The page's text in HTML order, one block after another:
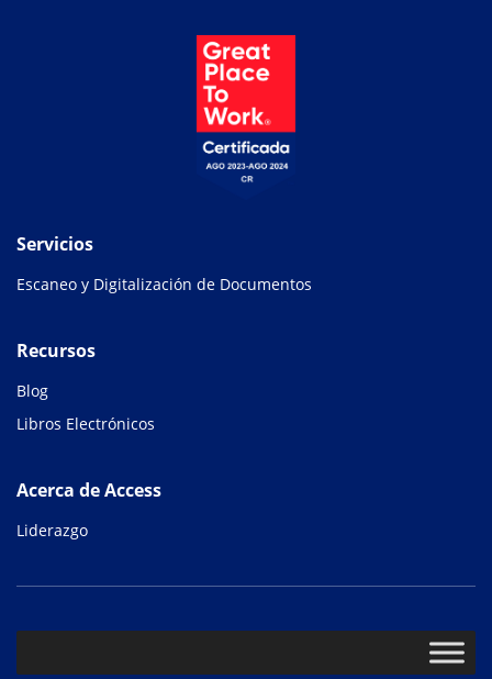
Servicios
Escaneo y Digitalización de Documentos
Recursos
Blog
Libros Electrónicos
Acerca de Access
Liderazgo